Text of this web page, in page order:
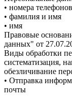
• номера телефонов
• фамилия и имя
• имя
Правовые
данных" от
Виды обработки
систематизация,
обезличивание
• Отправка
почты